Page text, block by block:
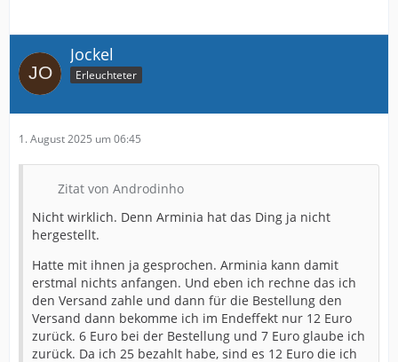
Jockel
Erleuchteter
1. August 2025 um 06:45
Zitat von Androdinho
Nicht wirklich. Denn Arminia hat das Ding ja nicht
hergestellt.
Hatte mit ihnen ja gesprochen. Arminia kann damit
erstmal nichts anfangen. Und eben ich rechne das ich
den Versand zahle und dann für die Bestellung den
Versand dann bekomme ich im Endeffekt nur 12 Euro
zurück. 6 Euro bei der Bestellung und 7 Euro glaube ich
zurück. Da ich 25 bezahlt habe, sind es 12 Euro die ich